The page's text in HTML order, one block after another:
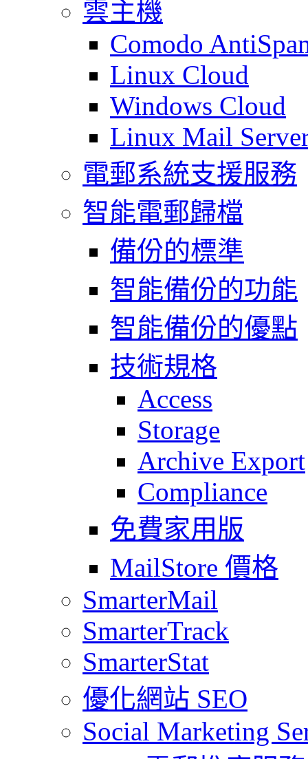
雲主機
Comodo
Linux Cloud
Windows Cloud
Linux Mail
電郵系統支援服務
智能電郵歸檔
備份的標準
智能備份的功能
智能備份的優點
技術規格
Access
Storage
Archive Export
Compliance
免費家用版
MailStore 價格
SmarterMail
SmarterTrack
SmarterStat
優化網站 SEO
Social Marketing